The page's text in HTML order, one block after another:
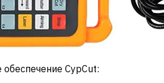
CypCut: